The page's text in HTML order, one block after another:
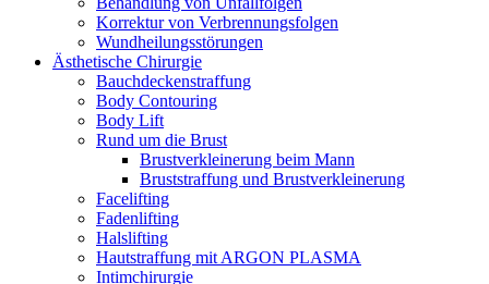
Korrektur von Verbrennungsfolgen
Wundheilungsstörungen
Ästhetische Chirurgie
Bauchdeckenstraffung
Body Contouring
Body Lift
Rund um die Brust
Brustverkleinerung beim Mann
Bruststraffung und Brustverkleinerung
Facelifting
Fadenlifting
Halslifting
Hautstraffung mit ARGON PLASMA
Intimchirurgie